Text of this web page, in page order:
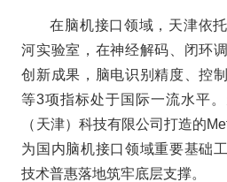
在脑机接口领域，天津依
河实验室，在神经解码、闭环
创新成果，脑电识别精度、控
等3项指标处于国际一流水平
（天津）科技有限公司打造的
为国内脑机接口领域重要基础
技术普惠落地筑牢底层支撑。